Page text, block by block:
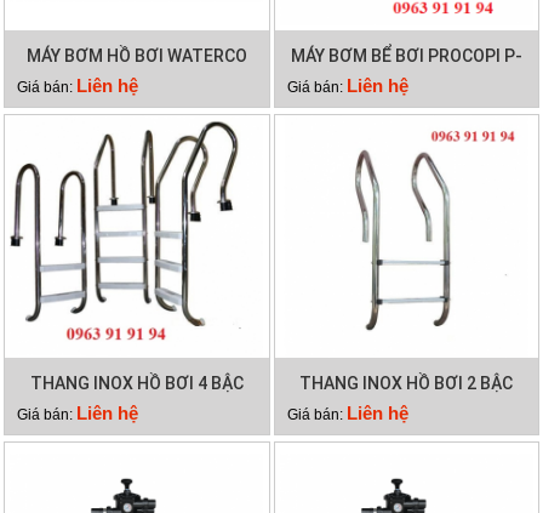
MÁY BƠM HỒ BƠI WATERCO
HYDROSTAR 300
Giá bán: Liên hệ
MÁY BƠM BỂ BƠI PROCOPI P-
AP 0.95HP
Giá bán: Liên hệ
THANG INOX HỒ BƠI 4 BẬC
Giá bán: Liên hệ
THANG INOX HỒ BƠI 2 BẬC
Giá bán: Liên hệ